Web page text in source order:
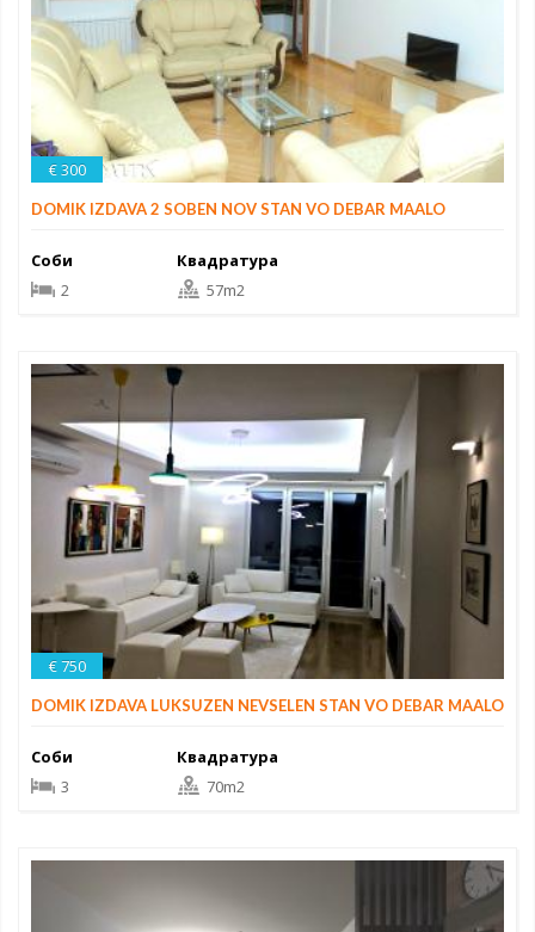
€ 300
DOMIK IZDAVA 2 SOBEN NOV STAN VO DEBAR MAALO
Соби
2
Квадратура
57m2
€ 750
DOMIK IZDAVA LUKSUZEN NEVSELEN STAN VO DEBAR MAALO
Соби
3
Квадратура
70m2